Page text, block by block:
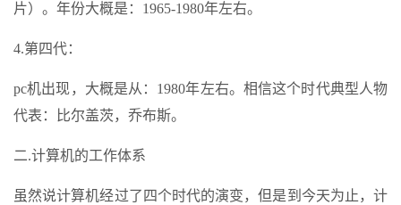
片）。年份大概是：1965-1980年左右。
4.第四代：
pc机出现，大概是从：1980年左右。相信这个时代典型人物
代表：比尔盖茨，乔布斯。
二.计算机的工作体系
虽然说计算机经过了四个时代的演变，但是到今天为止，计